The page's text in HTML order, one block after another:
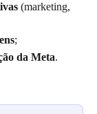
(marketing,
;
da Meta.